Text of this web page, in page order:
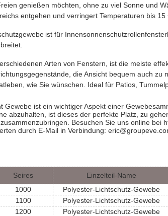
genießen möchten, ohne zu viel Sonne und
entgehen und verringert Temperaturen bis 15
gewebe ist für
Arten von Fenstern, ist die meiste
die Ansicht bequem auch
wie Sie wünschen. Ideal für Patios,
Gewebe ist ein wichtiger Aspekt einer
abzuhalten, ist dieses der perfekte Platz, zu
Besuchen Sie uns online
durch E-Mail in Verbindung:
Seires Einzelteil-Name
1000 Polyester-Lichtschutz-Gewebe
1100
Polyester-Lichtschutz-Gewebe
1200
Polyester-Lichtschutz-Gewebe